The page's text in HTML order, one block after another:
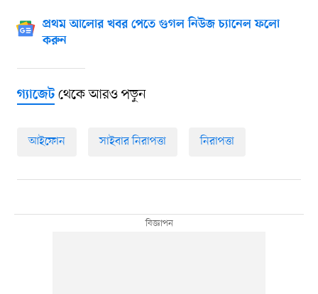
প্রথম আলোর খবর পেতে গুগল নিউজ চ্যানেল ফলো
করুন
গ্যাজেটথেকে আরও পড়ুন
আইফোন সাইবার নিরাপত্তা নিরাপত্তা